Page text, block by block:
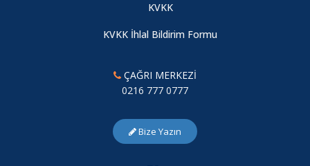
KVKK
KVKK İhlal Bildirim Formu
ÇAĞRI MERKEZİ
0216 777 0777
Bize Yazın